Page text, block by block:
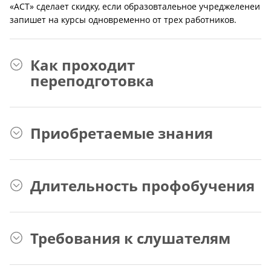
«АСТ» сделает скидку, если образовталеьное учреджеленеи
запишет на курсы одновременно от трех работников.
Как проходит
переподготовка
Приобретаемые знания
Длительность профобучения
Требования к слушателям